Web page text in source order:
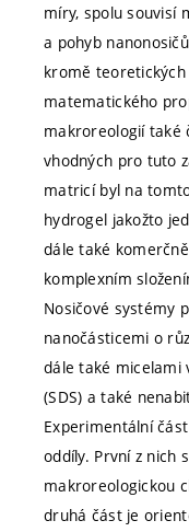
míry, spolu souvisí
a pohyb
kromě
matematického
makroreologií také
vhodných pro tuto
matricí byl na
hydrogel jakožto
dále také
komplexním
Nosičové systémy
nanočásticemi o
dále také micelami
(SDS) a také
Experimentální
oddíly. První z nich
makroreologickou
druhá část je